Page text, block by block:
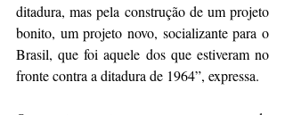
ditadura, mas pela construção de um projeto
bonito, um projeto novo, socializante para o
Brasil, que foi aquele dos que estiveram no
fronte contra a ditadura de 1964”, expressa.